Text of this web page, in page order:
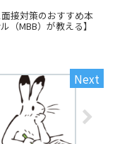
面接対策のおすすめ本
（MBB）が教える】